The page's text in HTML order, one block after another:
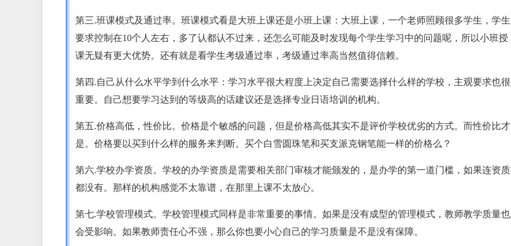
第三.班课模式及通过率。班课模式看是大班上课还是小班上课：大班上课，一个老师照顾很多学生，学生
要求控制在10个人左右，多了认都认不过来，还怎么可能及时发现每个学生学习中的问题呢，所以小班授
课无疑有更大优势。还有就是看学生考级通过率，考级通过率高当然值得信赖。
第四.自己从什么水平学到什么水平：学习水平很大程度上决定自己需要选择什么样的学校，主观要求也很
重要。自己想要学习达到的等级高的话建议还是选择专业日语培训的机构。
第五.价格高低，性价比。价格是个敏感的问题，但是价格高低其实不是评价学校优劣的方式。而性价比才
是。价格要以买到什么样的服务来判断。买个白雪圆珠笔和买支派克钢笔能一样的价格么？
第六.学校办学资质。学校的办学资质是需要相关部门审核才能颁发的，是办学的第一道门槛，如果连资质
都没有。那样的机构感觉不太靠谱，在那里上课不太放心。
第七.学校管理模式。学校管理模式同样是非常重要的事情。如果是没有成型的管理模式，教师教学质量也
会受影响。如果教师责任心不强，那么你也要小心自己的学习质量是不是没有保障。